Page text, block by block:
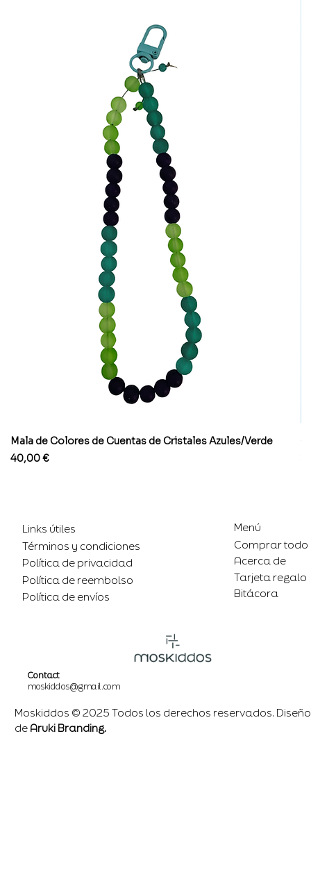
Mala de Colores de Cuentas de Cristales Azules/Verde
Precio
40,00 €
Links útiles
Términos y condiciones
Política de privacidad
Política de reembolso
Política de envíos
Menú
Comprar todo
Acerca de
Tarjeta regalo
Bitácora
Contact
moskiddos@gmail.com
Moskiddos © 2025 Todos los derechos reservados. Diseño
de Aruki Branding.